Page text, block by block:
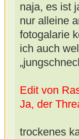
naja, es ist
nur alleine
fotogalarie
ich auch
Edit von
Ja, der
trockenes